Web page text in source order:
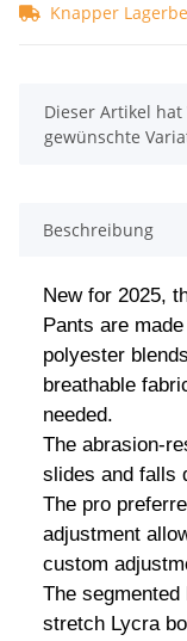
Knapper
x
Dieser Artikel
gewünschte
Beschreibung
New for 2025,
Pants are
polyester
breathable
needed.
The abrasion-
slides and falls
The pro
adjustment
custom
The
stretch Lycra